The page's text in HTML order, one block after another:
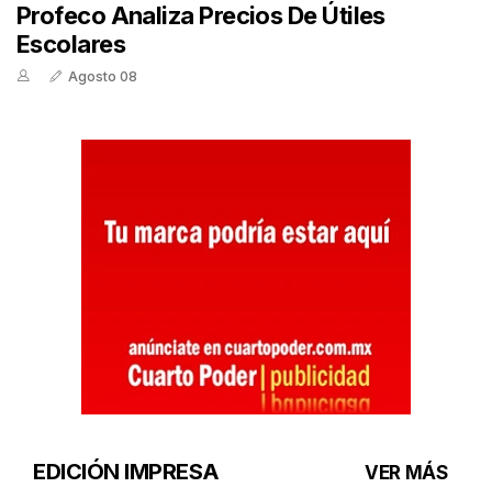
Profeco Analiza Precios De Útiles
Escolares
Agosto 08
EDICIÓN IMPRESA VER MÁS